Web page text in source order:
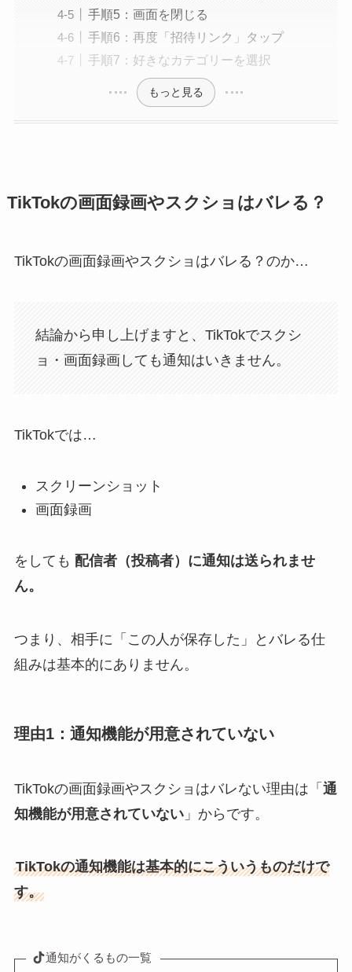
手順5：画面を閉じる
手順6：再度「招待リンク」タップ
手順7：好きなカテゴリーを選択
もっと見る
TikTokの画面録画やスクショはバレる？
TikTokの画面録画やスクショはバレる？のか…
結論から申し上げますと、TikTokでスクシ
ョ・画面録画しても通知はいきません。
TikTokでは…
スクリーンショット
画面録画
をしても 配信者（投稿者）に通知は送られませ
ん。
つまり、相手に「この人が保存した」とバレる仕
組みは基本的にありません。
理由1：通知機能が用意されていない
TikTokの画面録画やスクショはバレない理由は「 通
知機能が用意されていない」からです。
TikTokの通知機能は基本的にこういうものだけで
す。
通知がくるもの一覧